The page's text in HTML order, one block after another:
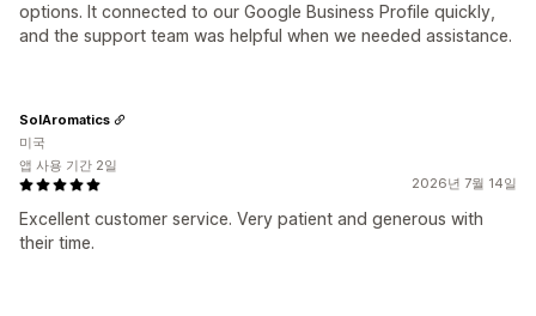
options. It connected to our Google Business Profile quickly,
and the support team was helpful when we needed assistance.
2026년 7월 14일
Excellent customer service. Very patient and generous with
their time.
SolAromatics
미국
앱 사용 기간 2일